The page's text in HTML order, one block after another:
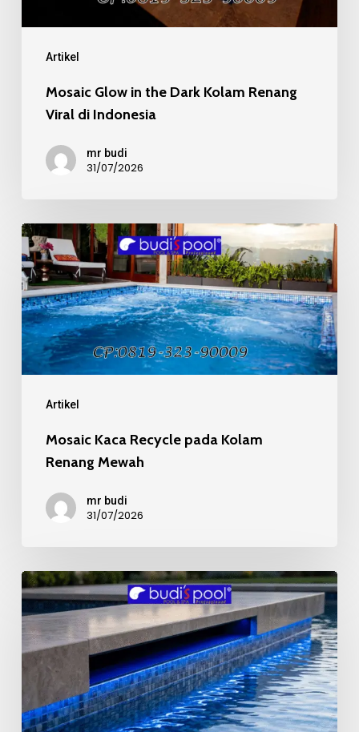
Artikel
Mosaic Glow in the Dark Kolam Renang
Viral di Indonesia
mr budi
31/07/2026
Artikel
Mosaic
Kaca
Recycle
pada
Kolam
Renang
Mosaic Kaca Recycle pada Kolam
Renang Mewah
mr budi
31/07/2026
Kualitas
Material
Mosaic
Kolam
Renang